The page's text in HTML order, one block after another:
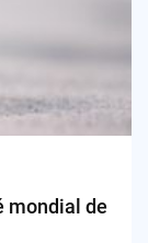
mondial de